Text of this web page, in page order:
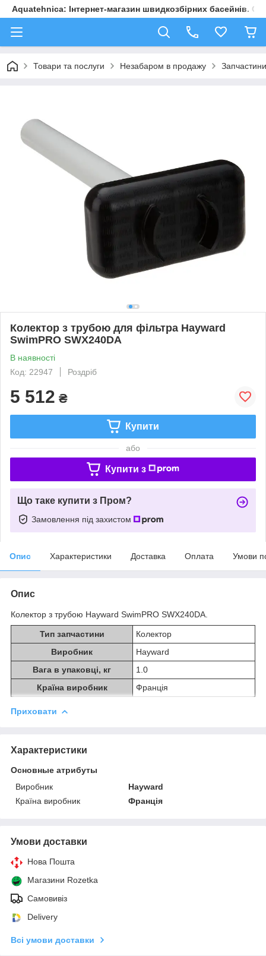
Aquatehnica: Інтернет-магазин швидкозбірних басейнів.
Товари та послуги Незабаром в продажу
Колектор з трубою для фільтра Hayward
SwimPRO SWX240DA
В наявності
Код: 22947
Роздріб
5 512 ₴
Купити
або
Купити з
Що таке купити з Пром?
Замовлення під захистом
Опис Характеристики Доставка Оплата Умови
Опис
Колектор з трубою Hayward SwimPRO SWX240DA.
Тип запчастини
Колектор
Виробник
Hayward
Вага в упаковці, кг
1.0
Країна виробник
Франція
Приховати
Характеристики
Основные атрибуты
Виробник
Hayward
Країна виробник
Франція
Умови доставки
Нова Пошта
Магазини Rozetka
Самовивіз
Delivery
Всі умови доставки